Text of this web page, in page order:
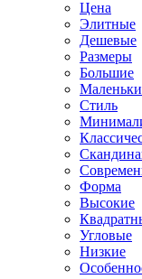
Цена
Элитные
Дешевые
Размеры
Большие
Стиль
Форма
Высокие
Угловые
Низкие